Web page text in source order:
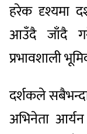
हरेक दृश्यमा
आउँदै जाँदै
प्रभावशाली
दर्शकले
अभिनेता